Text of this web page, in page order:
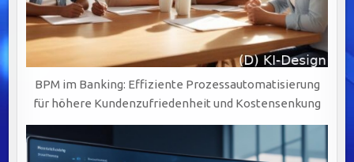
BPM im Banking: Effiziente Prozessautomatisierung
für höhere Kundenzufriedenheit und Kostensenkung